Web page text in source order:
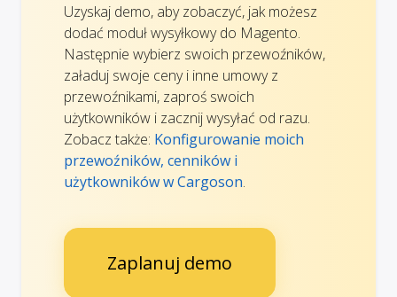
Uzyskaj demo, aby zobaczyć, jak możesz
dodać moduł wysyłkowy do Magento.
Następnie wybierz swoich przewoźników,
załaduj swoje ceny i inne umowy z
przewoźnikami, zaproś swoich
użytkowników i zacznij wysyłać od razu.
Zobacz także: Konfigurowanie moich
przewoźników, cenników i
użytkowników w Cargoson.
Zaplanuj demo